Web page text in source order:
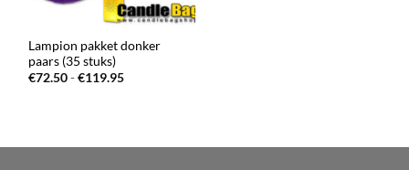
Lampion pakket donker
paars (35 stuks)
€72.50-€119.95Prijsklasse: